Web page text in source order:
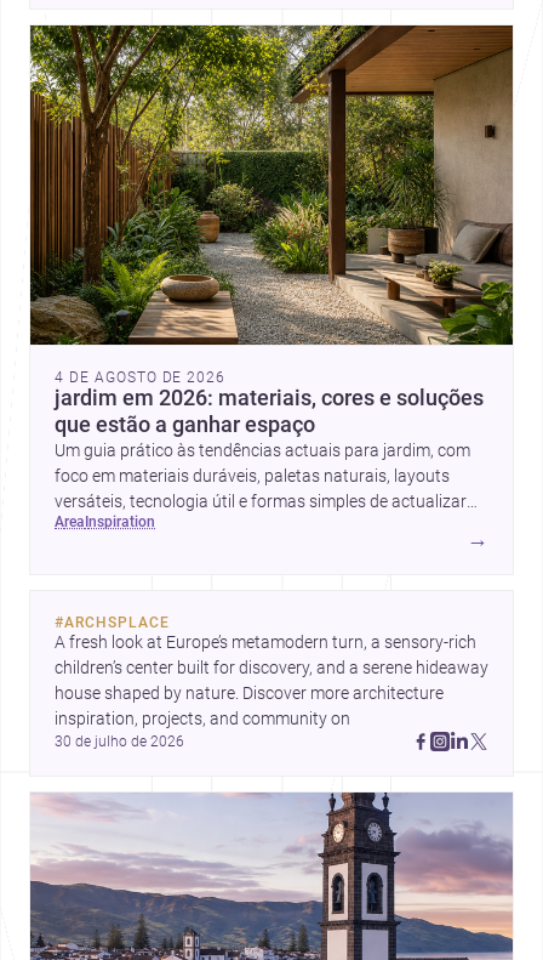
4 DE AGOSTO DE 2026
jardim em 2026: materiais, cores e soluções
que estão a ganhar espaço
Um guia prático às tendências actuais para jardim, com
foco em materiais duráveis, paletas naturais, layouts
versáteis, tecnologia útil e formas simples de actualizar
sem obras totais.
area inspiration
→
#ARCHSPLACE
A fresh look at Europe’s metamodern turn, a sensory-rich
children’s center built for discovery, and a serene hideaway
house shaped by nature. Discover more architecture
30 de julho de 2026